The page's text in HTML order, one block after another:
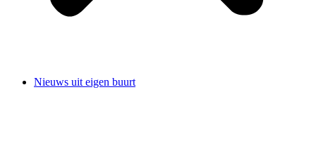
Nieuws uit eigen buurt